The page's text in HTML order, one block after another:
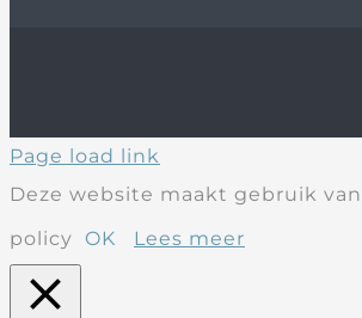
Page load link
Deze website maakt gebruik
policy
OK Lees meer